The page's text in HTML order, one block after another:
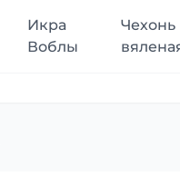
Икра
Воблы
Чехонь